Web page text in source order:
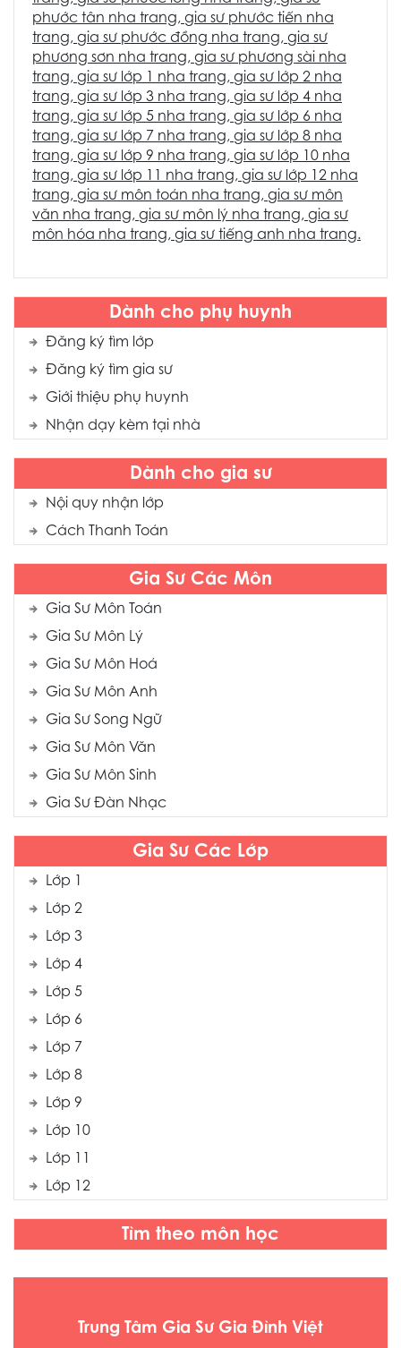
Dành cho phụ huynh
Đăng ký tìm lớp
Đăng ký tìm gia sư
Giới thiệu phụ huynh
Nhận dạy kèm tại nhà
Dành cho gia sư
Nội quy nhận lớp
Cách Thanh Toán
Gia Sư Các Môn
Gia Sư Môn Toán
Gia Sư Môn Lý
Gia Sư Môn Hoá
Gia Sư Môn Anh
Gia Sư Song Ngữ
Gia Sư Môn Văn
Gia Sư Môn Sinh
Gia Sư Đàn Nhạc
Gia Sư Các Lớp
Lớp 1
Lớp 2
Lớp 3
Lớp 4
Lớp 5
Lớp 6
Lớp 7
Lớp 8
Lớp 9
Lớp 10
Lớp 11
Lớp 12
Tìm theo môn học
phước tân nha trang, gia sư phước tiến nha
trang, gia sư phước đồng nha trang, gia sư
phương sơn nha trang, gia sư phương sài nha
trang, gia sư lớp 1 nha trang, gia sư lớp 2 nha
trang, gia sư lớp 3 nha trang, gia sư lớp 4 nha
trang, gia sư lớp 5 nha trang, gia sư lớp 6 nha
trang, gia sư lớp 7 nha trang, gia sư lớp 8 nha
trang, gia sư lớp 9 nha trang, gia sư lớp 10 nha
trang, gia sư lớp 11 nha trang, gia sư lớp 12 nha
trang, gia sư môn toán nha trang, gia sư môn
văn nha trang, gia sư môn lý nha trang, gia sư
môn hóa nha trang, gia sư tiếng anh nha trang.
Trung Tâm Gia Sư Gia Đình Việt